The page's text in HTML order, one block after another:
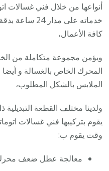
أنواعها من خلال فني غسالات
خدماته على
كافة الأعمال،
ويؤمن مجموعة متكاملة من
المحرك الخاص بالغسالة و
الملابس بالشكل المطلوب،
ولدينا مختلف القطعة
يقوم بتركيبها فني غسالات
وقت يقوم ب:
معالجة عطل ضعف